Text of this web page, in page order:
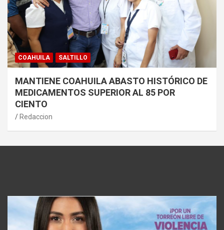
COAHUILA SALTILLO
MANTIENE COAHUILA ABASTO HISTÓRICO DE
MEDICAMENTOS SUPERIOR AL 85 POR
CIENTO
Redaccion